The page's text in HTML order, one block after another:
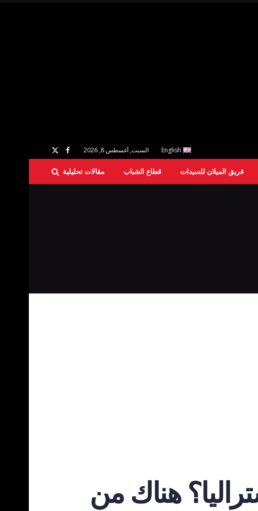
English السبت, أغسطس 8, 2026
فريق الميلان للسيدات قطاع الشباب مقالات تحليلية
هناك من